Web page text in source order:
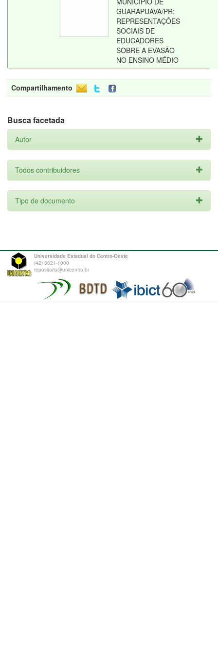
GUARAPUAVA/PR:
REPRESENTAÇÕES
SOCIAIS DE
EDUCADORES
SOBRE A EVASÃO
NO ENSINO MÉDIO
Compartilhamento
Busca facetada
Autor
Todos contribuidores
Tipo de documento
Universidade Estadual do Centro-Oeste
(42) 3621-1000
repositorio@unicentro.br